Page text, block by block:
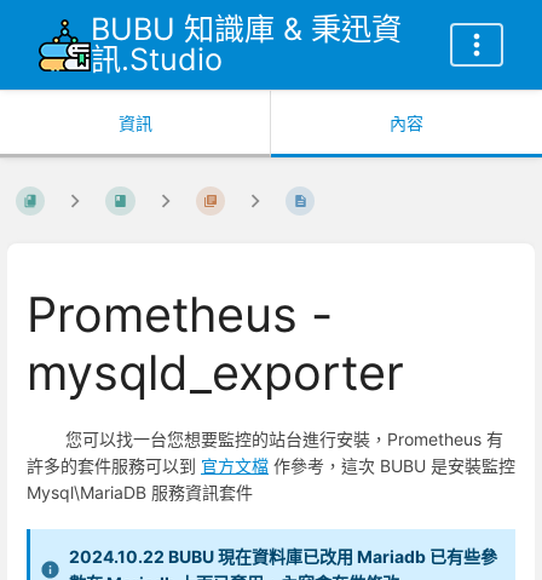
BUBU 知識庫 & 秉迅資
訊.Studio
資訊 內容
Prometheus -
mysqld_exporter
您可以找一台您想要監控的站台進行安裝，Prometheus 有
許多的套件服務可以到 官方文檔 作參考，這次 BUBU 是安裝監控
Mysql\MariaDB 服務資訊套件
2024.10.22 BUBU 現在資料庫已改用 Mariadb 已有些參